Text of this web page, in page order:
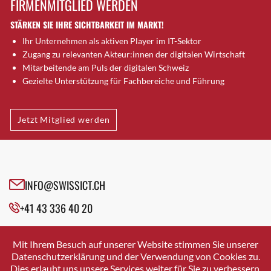
Brütten
Bubendorf
Bubikon
Buchs (SG)
Burgdorf
Bülach
Cazis
Cham
Davos Platz
Davos Platz 1
Dietikon
Dietlikon
FIRMENMITGLIED WERDEN
STÄRKEN SIE IHRE SICHTBARKEIT IM MARKT!
Ihr Unternehmen als aktiven Player im IT-Sektor
Zugang zu relevanten Akteur:innen der digitalen Wirtschaft
Mitarbeitende am Puls der digitalen Schweiz
Gezielte Unterstützung für Fachbereiche und Führung
Jetzt Mitglied werden
INFO@SWISSICT.CH
+41 43 336 40 20
SWISSICT
VULKANSTRASSE 120
8048 ZURICH
Mit Ihrem Besuch auf unserer Website stimmen Sie unserer
Datenschutzerklärung und der Verwendung von Cookies zu.
Dies erlaubt uns unsere Services weiter für Sie zu verbessern.